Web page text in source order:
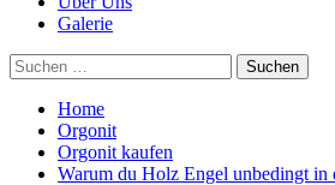
Galerie
Suchen
nach:
Home
Orgonit
Orgonit kaufen
Warum du Holz Engel unbedingt in